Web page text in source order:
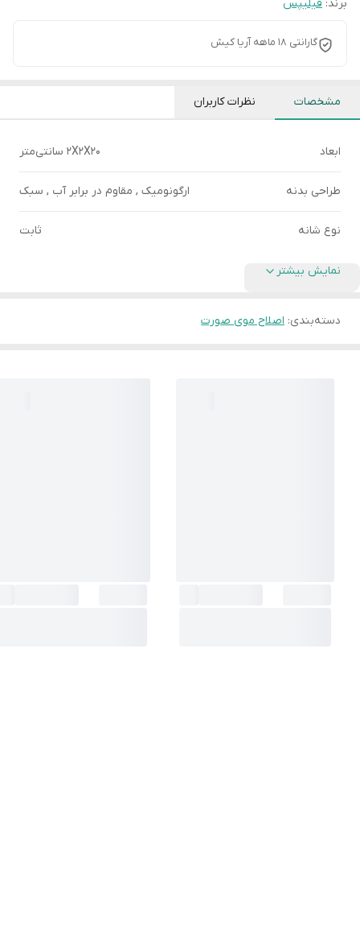
برند: فیلیپس
گارانتی 18 ماهه آریا کیش
مشخصات نظرات کاربران
ابعاد 2X2X20 سانتی‌متر
طراحی بدنه ارگونومیک , مقاوم در برابر آب , سبک
نوع شانه ثابت
نمایش بیشتر
دسته‌بندی: اصلاح موی صورت